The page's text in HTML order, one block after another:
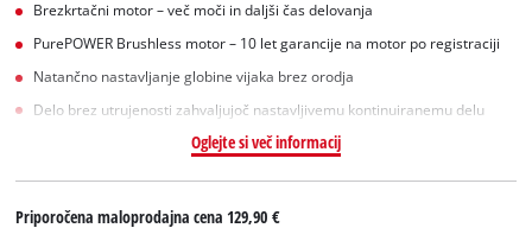
Brezkrtačni motor – več moči in daljši čas delovanja
PurePOWER Brushless motor – 10 let garancije na motor po registraciji
Natančno nastavljanje globine vijaka brez orodja
Delo brez utrujenosti zahvaljujoč nastavljivemu kontinuiranemu delu
Oglejte si več informacij
Priporočena maloprodajna cena129,90 €